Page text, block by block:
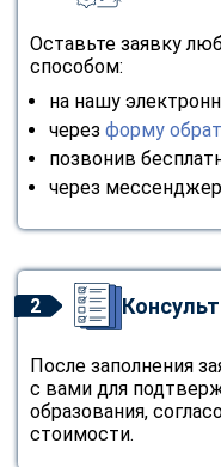
Оставьте заявку
способом:
на нашу
через форму
позвонив
через мессенджер
2
После заполнения
с вами для
образования,
стоимости.